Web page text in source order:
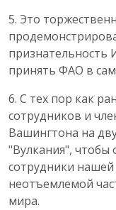
5. Это
признательность
принять ФАО в
6. С тех пор как
сотрудников и
Вашингтона на
"Вулкания", чтобы
сотрудники
неотъемлемой
мира.